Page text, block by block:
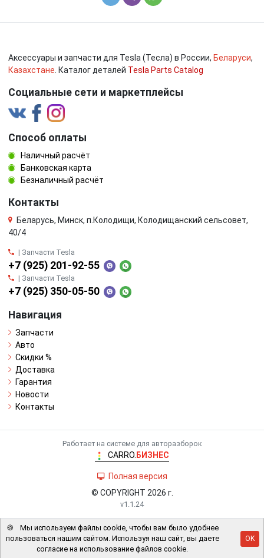
Аксессуары и запчасти для Tesla (Тесла) в России, Беларуси,
Казахстане . Каталог деталей Tesla Parts Catalog
Социальные сети и маркетплейсы
Способ оплаты
Наличный расчёт
Банковская карта
Безналичный расчёт
Контакты
Беларусь, Минск, п.Колодищи, Колодищанский сельсовет,
40/4
| Запчасти Tesla
+7 (925) 201-92-55
| Запчасти Tesla
+7 (925) 350-05-50
Навигация
Запчасти
Авто
Скидки %
Доставка
Гарантия
Новости
Контакты
Работает на системе для авторазборок
CARRO. БИЗНЕС
Полная версия
© COPYRIGHT 2026 г.
v1.1.24
🍪
Мы используем файлы cookie, чтобы вам было удобнее
пользоваться нашим сайтом. Используя наш сайт, вы даете
согласие на использование файлов cookie.
OK